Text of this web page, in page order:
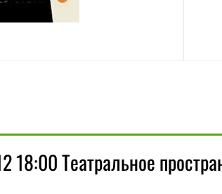
Театральное